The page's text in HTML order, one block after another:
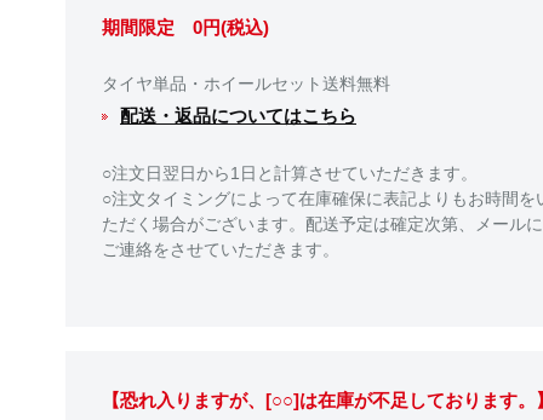
期間限定 0円(税込)
タイヤ単品・ホイールセット送料無料
配送・返品についてはこちら
○注文日翌日から1日と計算させていただきます。
○注文タイミングによって在庫確保に表記よりもお時間を
ただく場合がございます。配送予定は確定次第、メール
ご連絡をさせていただきます。
【恐れ入りますが、[○○]は在庫が不足しております